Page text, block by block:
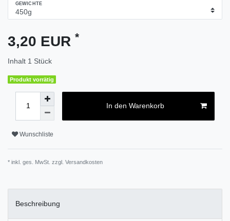
GEWICHTE
3,20 EUR *
Inhalt 1 Stück
Produkt vorrätig
In den Warenkorb
Wunschliste
* inkl. ges. MwSt. zzgl. Versandkosten
Beschreibung